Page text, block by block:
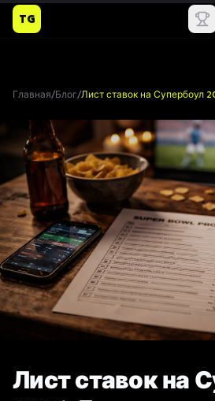
TG
Главная/Блог/
Лист ставок на